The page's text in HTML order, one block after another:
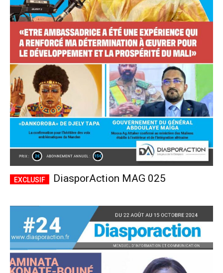
ANNUEL MENSUEL
CHOISIR LE FORFAIT
DiasporAction MAG 025